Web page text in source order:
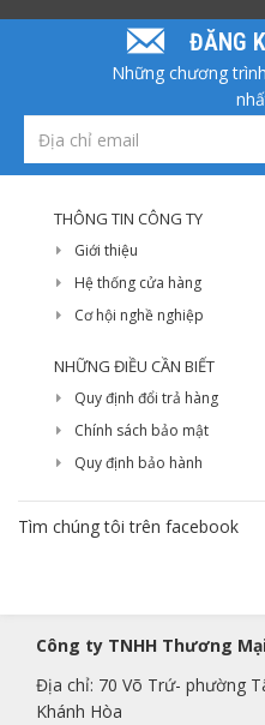
ĐĂNG
Những chương
THÔNG TIN CÔNG TY
Giới thiệu
Hệ thống cửa hàng
Cơ hội nghề nghiệp
NHỮNG ĐIỀU CẦN BIẾT
Quy định đổi trả hàng
Chính sách bảo mật
Quy định bảo hành
Tìm chúng tôi trên facebook
Công ty TNHH Thương
Địa chỉ: 70 Võ Trứ- phường
Khánh Hòa